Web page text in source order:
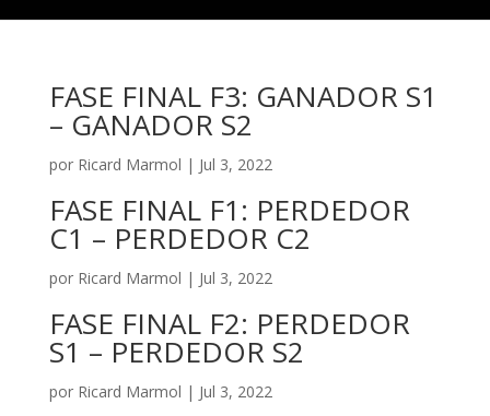
FASE FINAL F3: GANADOR S1
– GANADOR S2
por Ricard Marmol | Jul 3, 2022
FASE FINAL F1: PERDEDOR
C1 – PERDEDOR C2
por Ricard Marmol | Jul 3, 2022
FASE FINAL F2: PERDEDOR
S1 – PERDEDOR S2
por Ricard Marmol | Jul 3, 2022